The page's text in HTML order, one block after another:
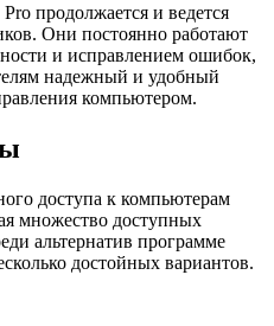
продолжается и ведется
Они постоянно работают
и исправлением ошибок,
надежный и удобный
компьютером.
доступа к компьютерам
множество доступных
альтернатив программе
достойных вариантов.